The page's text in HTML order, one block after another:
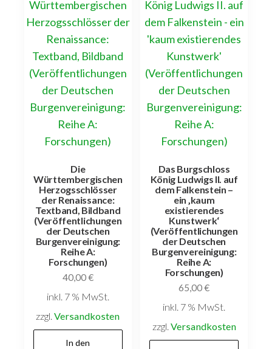
Die
Württembergischen
Herzogsschlösser
der Renaissance:
Textband, Bildband
(Veröffentlichungen
der Deutschen
Burgenvereinigung:
Reihe A:
Forschungen)
40,00€
inkl. 7 % MwSt.
zzgl.Versandkosten
In den
Das Burgschloss
König Ludwigs II. auf
dem Falkenstein –
ein ‚kaum
existierendes
Kunstwerk‘
(Veröffentlichungen
der Deutschen
Burgenvereinigung:
Reihe A:
Forschungen)
65,00€
inkl. 7 % MwSt.
zzgl. Versandkosten